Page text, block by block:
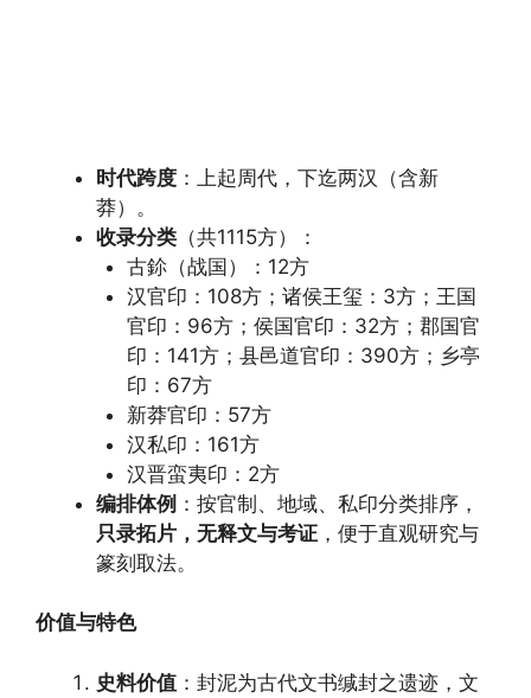
时代跨度 ：上起周代，下迄两汉（含新
莽）。
收录分类 （共1115方）：
古鉩（战国）：12方
汉官印：108方；诸侯王玺：3方；王国
官印：96方；侯国官印：32方；郡国官
印：141方；县邑道官印：390方；乡亭
印：67方
新莽官印：57方
汉私印：161方
汉晋蛮夷印：2方
编排体例 ：按官制、地域、私印分类排序，
只录拓片，无释文与考证 ，便于直观研究与
篆刻取法。
价值与特色
史料价值 ：封泥为古代文书缄封之遗迹，文